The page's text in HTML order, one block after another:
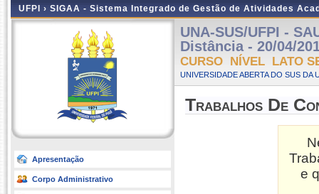
UFPI › SIGAA - Sistema Integrado de Gestão de Atividades
Apresentação
Corpo Administrativo
UNA-SUS/UFPI -
Distância - 20/04/
CURSO NÍVEL LATO
UNIVERSIDADE ABERTA DO SUS DA
Trabalhos De
e